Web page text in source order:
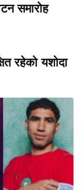
समारोह
रहेको यशोदा